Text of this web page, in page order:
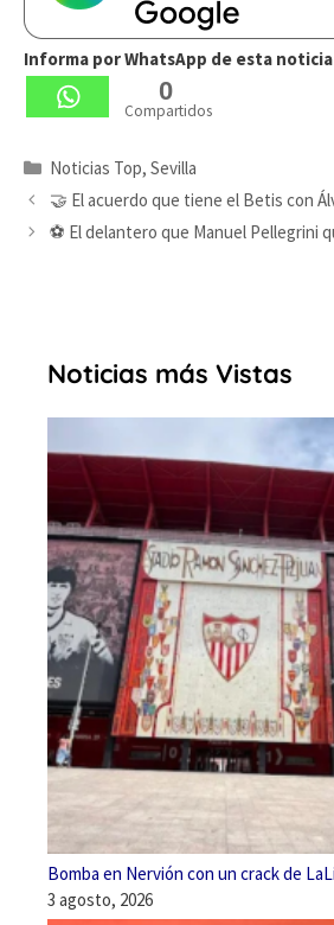
Informa por WhatsApp de esta noticia
0
Compartidos
Categorías
Noticias Top, Sevilla
🤝 El acuerdo que tiene el Betis con
⚽ El delantero que Manuel Pellegrini
Noticias más Vistas
Bomba en Nervión con un crack de
3 agosto, 2026